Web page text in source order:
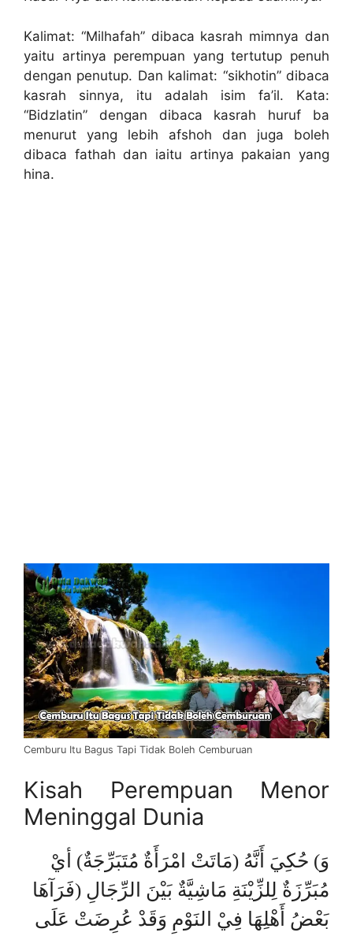
Kalimat: “Milhafah” dibaca kasrah mimnya dan
yaitu artinya perempuan yang tertutup penuh
dengan penutup. Dan kalimat: “sikhotin” dibaca
kasrah sinnya, itu adalah isim fa’il. Kata:
“Bidzlatin” dengan dibaca kasrah huruf ba
menurut yang lebih afshoh dan juga boleh
dibaca fathah dan iaitu artinya pakaian yang
hina.
Cemburu Itu Bagus Tapi Tidak Boleh Cemburuan
Kisah Perempuan Menor
Meninggal Dunia
وَ) حُكِيَ أَنَّهُ (مَاتَتْ امْرَأَةٌ مُتَبَرِّجَةٌ) أيْ
مُبَرِّزَةٌ لِلزِّيْنَةِ مَاشِيَّةٌ بَيْنَ الرِّجَالِ (فَرَآهَا
بَعْضُ أَهْلِهَا فِيْ النَوْمِ وَقَدْ عُرِضَتْ عَلَى